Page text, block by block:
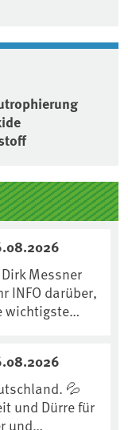
Messner
INFO darüber,
episode/urn
💦
und Dürre für
und